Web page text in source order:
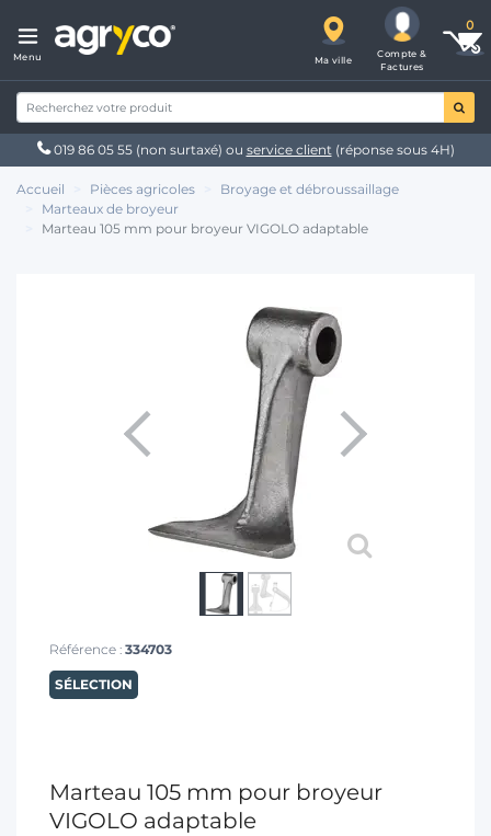
Menu Ma ville
Compte &
Factures
019 86 05 55 (non surtaxé) ou service client(réponse sous 4H)
Accueil Pièces agricoles
Broyage et débroussaillage
Marteaux de broyeur
Marteau 105 mm pour broyeur VIGOLO adaptable
Référence : 334703
SÉLECTION
Marteau 105 mm pour broyeur
VIGOLO adaptable